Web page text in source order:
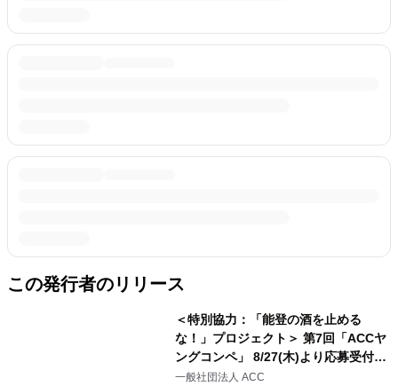
この発行者のリリース
＜特別協力：「能登の酒を止める
な！」プロジェクト＞ 第7回「ACCヤ
ングコンペ」 8/27(木)より応募受付開
始 U30の若い世代からアイデアを募
一般社団法人 ACC